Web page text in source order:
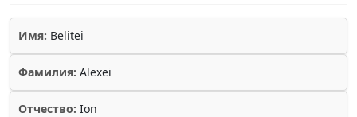
Имя: Belitei
Фамилия: Alexei
Отчество: Ion